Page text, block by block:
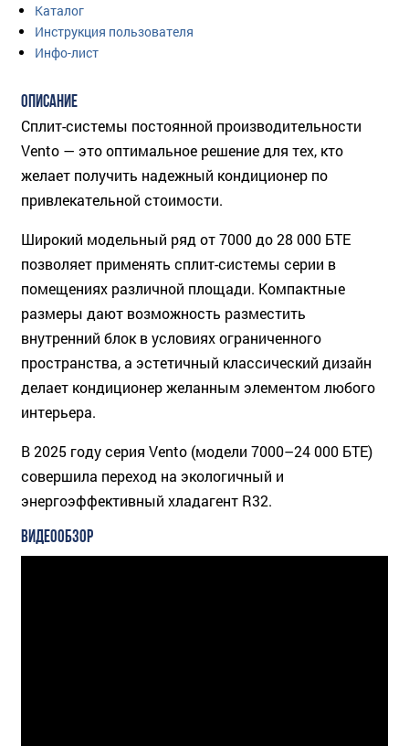
Каталог
Инструкция пользователя
Инфо-лист
ОПИСАНИЕ
Сплит-системы постоянной производительности
Vento — это оптимальное решение для тех, кто
желает получить надежный кондиционер по
привлекательной стоимости.
Широкий модельный ряд от 7000 до 28 000 БТЕ
позволяет применять сплит-системы серии в
помещениях различной площади. Компактные
размеры дают возможность разместить
внутренний блок в условиях ограниченного
пространства, а эстетичный классический дизайн
делает кондиционер желанным элементом любого
интерьера.
В 2025 году серия Vento (модели 7000–24 000 БТЕ)
совершила переход на экологичный и
энергоэффективный хладагент R32.
ВИДЕООБЗОР